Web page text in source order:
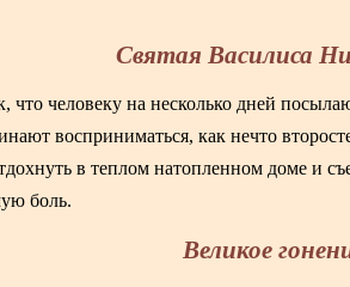
Святая Василиса
что человеку на несколько дней
восприниматься, как нечто
в теплом натопленном доме и
боль.
Великое